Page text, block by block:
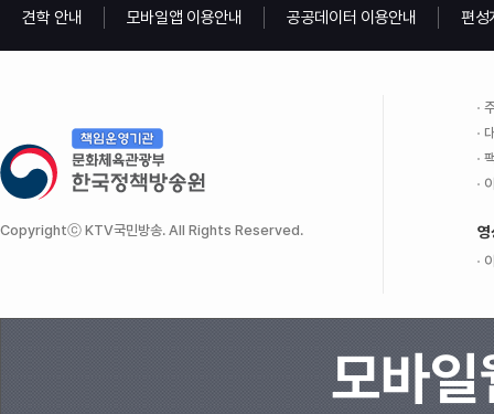
견학 안내 모바일앱 이용안내 공공데이터 이용안내 편성
Copyrightⓒ KTV국민방송. All Rights Reserved. 영
모바